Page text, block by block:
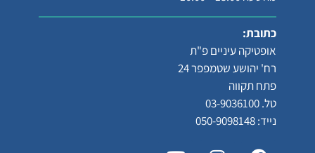
כתובת:
אופטיקה עיניים פ"ת
רח' יהושע שטמפפר 24
פתח תקווה
טל. 03-9036100
נייד: 050-9098148